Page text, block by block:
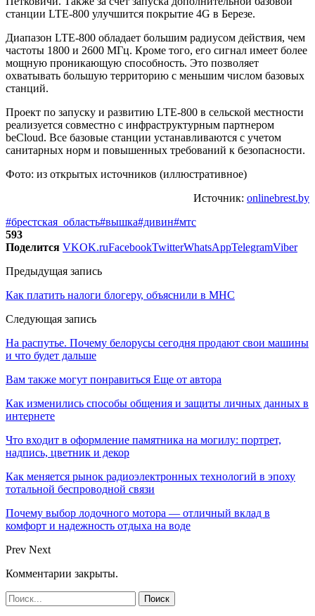
станции LTE-800 улучшится покрытие 4G в Березе.
Диапазон LTE-800 обладает большим радиусом действия, чем
частоты 1800 и 2600 МГц. Кроме того, его сигнал имеет более
мощную проникающую способность. Это позволяет
охватывать большую территорию с меньшим числом базовых
станций.
Проект по запуску и развитию LTE-800 в сельской местности
реализуется совместно с инфраструктурным партнером
beCloud. Все базовые станции устанавливаются с учетом
санитарных норм и повышенных требований к безопасности.
Фото: из открытых источников (иллюстративное)
Источник: onlinebrest.by
#брестская_область#вышка#дивин#мтс
593
Поделится VKOK.ruFacebookTwitterWhatsAppTelegramViber
Предыдущая запись
Как платить налоги блогеру, объяснили в МНС
Следующая запись
На распутье. Почему белорусы сегодня продают свои машины
и что будет дальше
Вам также могут понравиться Еще от автора
Как изменились способы общения и защиты личных данных в
интернете
Что входит в оформление памятника на могилу: портрет,
надпись, цветник и декор
Как меняется рынок радиоэлектронных технологий в эпоху
тотальной беспроводной связи
Почему выбор лодочного мотора — отличный вклад в
комфорт и надежность отдыха на воде
Prev Next
Комментарии закрыты.